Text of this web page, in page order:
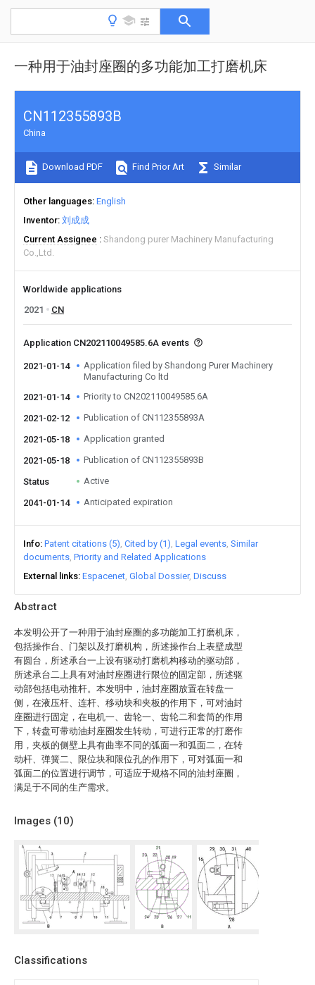
一种用于油封座圈的多功能加工打磨机床
Abstract
本发明公开了一种用于油封座圈的多功能加工打磨机床，
包括操作台、门架以及打磨机构，所述操作台上表壁成型
有圆台，所述承台一上设有驱动打磨机构移动的驱动部，
所述承台二上具有对油封座圈进行限位的固定部，所述驱
动部包括电动推杆。本发明中，油封座圈放置在转盘一
侧，在液压杆、连杆、移动块和夹板的作用下，可对油封
座圈进行固定，在电机一、齿轮一、齿轮二和套筒的作用
下，转盘可带动油封座圈发生转动，可进行正常的打磨作
用，夹板的侧壁上具有曲率不同的弧面一和弧面二，在转
动杆、弹簧二、限位块和限位孔的作用下，可对弧面一和
弧面二的位置进行调节，可适应于规格不同的油封座圈，
满足于不同的生产需求。
Images (10)
Classifications
CN112355893B
China
Download PDF Find Prior Art Similar
Other languages English
Inventor 刘成成
Current Assignee
Shandong purer Machinery Manufacturing
Co.,Ltd.
Worldwide applications
2021
CN
Application CN202110049585.6A events
2021-01-14
Application filed by Shandong Purer Machinery
Manufacturing Co ltd
2021-01-14
Priority to CN202110049585.6A
2021-02-12 Publication of CN112355893A
2021-05-18 Application granted
2021-05-18 Publication of CN112355893B
Status Active
2041-01-14 Anticipated expiration
Info Patent citations (5) Cited by (1) Legal events Similar
documents Priority and Related Applications
External links Espacenet Global Dossier Discuss